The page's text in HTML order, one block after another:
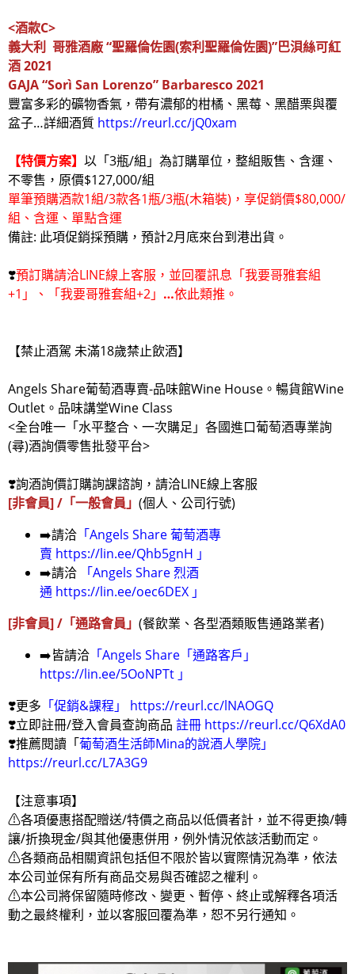
<酒款C>
義大利 哥雅酒廠“聖羅倫佐園(索利聖羅倫佐園)”巴浿絲可紅
酒 2021
GAJA “Sorì San Lorenzo” Barbaresco 2021
豐富多彩的礦物香氣，帶有濃郁的柑橘、黑莓、黑醋栗與覆
盆子…詳細酒質 https://reurl.cc/jQ0xam
【特價方案】 以「3瓶/組」為訂購單位，整組販售、含運、
不零售，原價$127,000/組
單筆預購酒款1組/3款各1瓶/3瓶(木箱裝)，享促銷價$80,000/
組、含運、單點含運
備註: 此項促銷採預購，預計2月底來台到港出貨。
❣️預訂購請洽LINE線上客服，並回覆訊息「我要哥雅套組
+1」、「我要哥雅套組+2」 …依此類推。
【禁止酒駕 未滿18歲禁止飲酒】
Angels Share葡萄酒專賣-品味館Wine House。暢貨館Wine
Outlet。品味講堂Wine Class
<全台唯一「水平整合、一次購足」各國進口葡萄酒專業詢
(尋)酒詢價零售批發平台>
❣️詢酒詢價訂購詢課諮詢，請洽LINE線上客服
[非會員] / 「一般會員」 (個人、公司行號)
➡️請洽 「Angels Share 葡萄酒專
賣 https://lin.ee/Qhb5gnH 」
➡️請洽
「Angels Share 烈酒
通 https://lin.ee/oec6DEX 」
[非會員] / 「通路會員」 (餐飲業、各型酒類販售通路業者)
➡️皆請洽 「Angels Share「通路客戶」
https://lin.ee/5OoNPTt 」
❣️更多 「促銷&課程」
https://reurl.cc/lNAOGQ
❣️立即註冊/登入會員查詢商品 註冊 https://reurl.cc/Q6XdA0
❣️推薦閱讀「葡萄酒生活師Mina的說酒人學院」
https://reurl.cc/L7A3G9
【注意事項】
⚠各項優惠搭配贈送/特價之商品以低價者計，並不得更換/轉
讓/折換現金/與其他優惠併用，例外情況依該活動而定。
⚠各類商品相關資訊包括但不限於皆以實際情況為準，依法
本公司並保有所有商品交易與否確認之權利。
⚠本公司將保留隨時修改、變更、暫停、終止或解釋各項活
動之最終權利，並以客服回覆為準，恕不另行通知。